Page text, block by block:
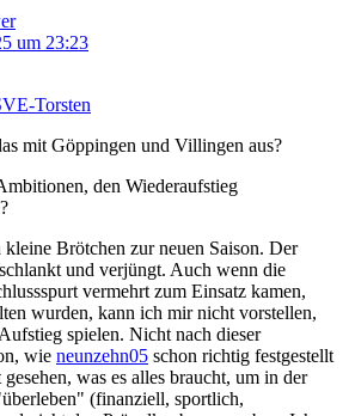
um 23:23
Torsten
mit Göppingen und Villingen aus?
den Wiederaufstieg
Brötchen zur neuen Saison. Der
und verjüngt. Auch wenn die
vermehrt zum Einsatz kamen,
wurden, kann ich mir nicht vorstellen,
spielen. Nicht nach dieser
wie neunzehn05 schon richtig festgestellt
was es alles braucht, um in der
(finanziell, sportlich,